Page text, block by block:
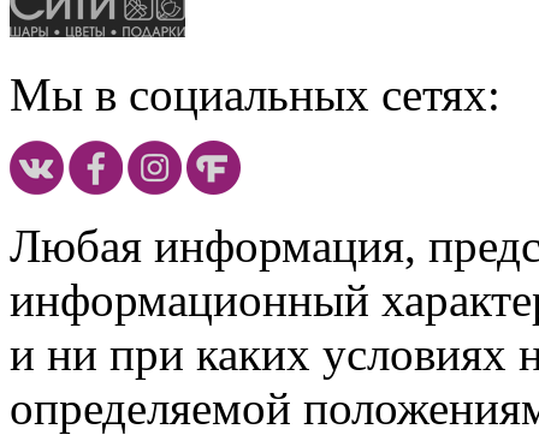
Мы в социальных сетях:
Любая информация,
информационный
и ни при каких условиях
определяемой